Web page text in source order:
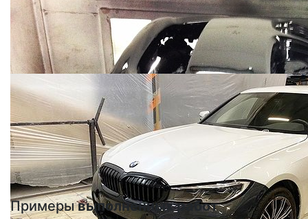
Примерывыполненных работ